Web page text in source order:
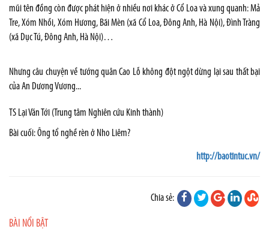
mũi tên đồng còn được phát hiện ở nhiều nơi khác ở Cổ Loa và xung quanh: Mả
Tre, Xóm Nhồi, Xóm Hương, Bãi Mèn (xã Cổ Loa, Đông Anh, Hà Nội), Đình Tràng
(xã Dục Tú, Đông Anh, Hà Nội)…
Nhưng câu chuyện về tướng quân Cao Lỗ không đột ngột dừng lại sau thất bại
của An Dương Vương...
TS Lại Văn Tới (Trung tâm Nghiên cứu Kinh thành)
Bài cuối: Ông tổ nghề rèn ở Nho Liêm?
http://baotintuc.vn/
Chia sẻ:
BÀI NỔI BẬT